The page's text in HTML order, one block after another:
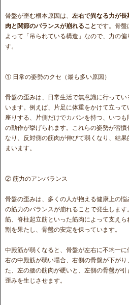
骨盤が歪む根本原因は、 左右で異なる力が
肉と関節のバランスが崩れることです。骨盤
よって「吊られている構造」なので、力の
す。
① 日常の姿勢のクセ（最も多い原因）
骨盤の歪みは、日常生活で無意識に行って
います。例えば、片足に体重をかけて立っ
座りする、片側だけでカバンを持つ、いつ
の動作が挙げられます。これらの姿勢が習慣
なり、反対側の筋肉が伸びて弱くなり、結
まいます。
② 筋力のアンバランス
骨盤の歪みは、多くの人が抱える健康上の
の筋力のバランスが崩れることで発生しま
筋、脊柱起立筋といった筋肉によって支え
割を果たし、骨盤の安定を保っています。
中殿筋が弱くなると、骨盤が左右に不均一に
右の中殿筋が弱い場合、右側の骨盤が下が
た、左の腰の筋肉が硬いと、左側の骨盤が
歪みを生じさせます。